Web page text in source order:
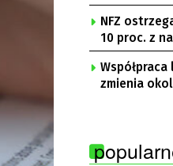
NFZ
10 proc. z
zmienia